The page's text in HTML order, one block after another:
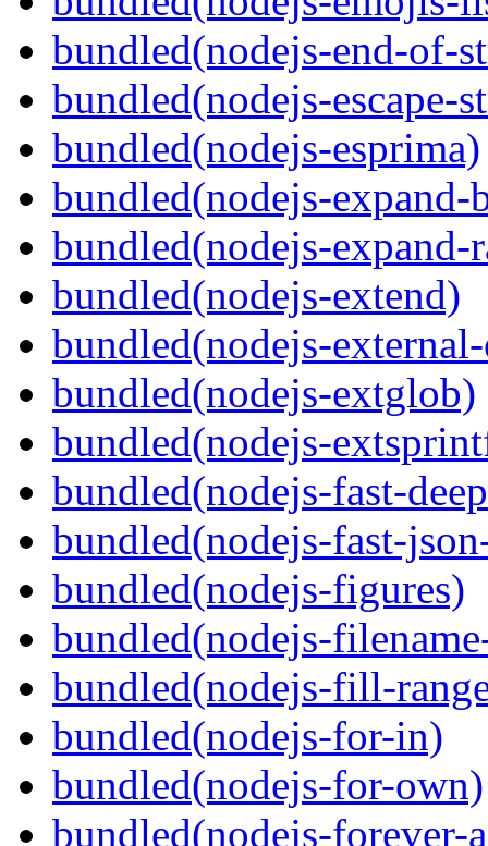
bundled(nodejs-end-of-
bundled(nodejs-escape-
bundled(nodejs-esprima)
bundled(nodejs-expand-
bundled(nodejs-expand-
bundled(nodejs-extend)
bundled(nodejs-
bundled(nodejs-extglob)
bundled(nodejs-
bundled(nodejs-fast-
bundled(nodejs-fast-
bundled(nodejs-figures)
bundled(nodejs-
bundled(nodejs-fill-
bundled(nodejs-for-in)
bundled(nodejs-for-own)
bundled(nodejs-forever-